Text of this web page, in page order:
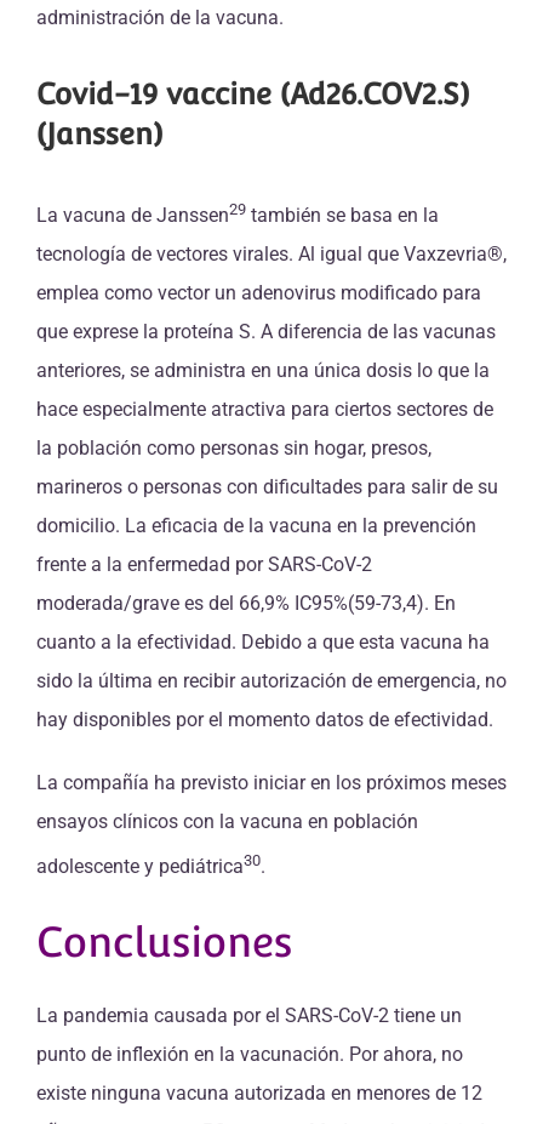
administración de la vacuna.
Covid-19 vaccine (Ad26.COV2.S)
(Janssen)
La vacuna de Janssen29 también se basa en la
tecnología de vectores virales. Al igual que Vaxzevria®,
emplea como vector un adenovirus modificado para
que exprese la proteína S. A diferencia de las vacunas
anteriores, se administra en una única dosis lo que la
hace especialmente atractiva para ciertos sectores de
la población como personas sin hogar, presos,
marineros o personas con dificultades para salir de su
domicilio. La eficacia de la vacuna en la prevención
frente a la enfermedad por SARS-CoV-2
moderada/grave es del 66,9% IC95%(59-73,4). En
cuanto a la efectividad. Debido a que esta vacuna ha
sido la última en recibir autorización de emergencia, no
hay disponibles por el momento datos de efectividad.
La compañía ha previsto iniciar en los próximos meses
ensayos clínicos con la vacuna en población
adolescente y pediátrica30.
Conclusiones
La pandemia causada por el SARS-CoV-2 tiene un
punto de inflexión en la vacunación. Por ahora, no
existe ninguna vacuna autorizada en menores de 12